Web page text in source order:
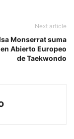
Next article
Monserrat suma
Abierto Europeo
de Taekwondo